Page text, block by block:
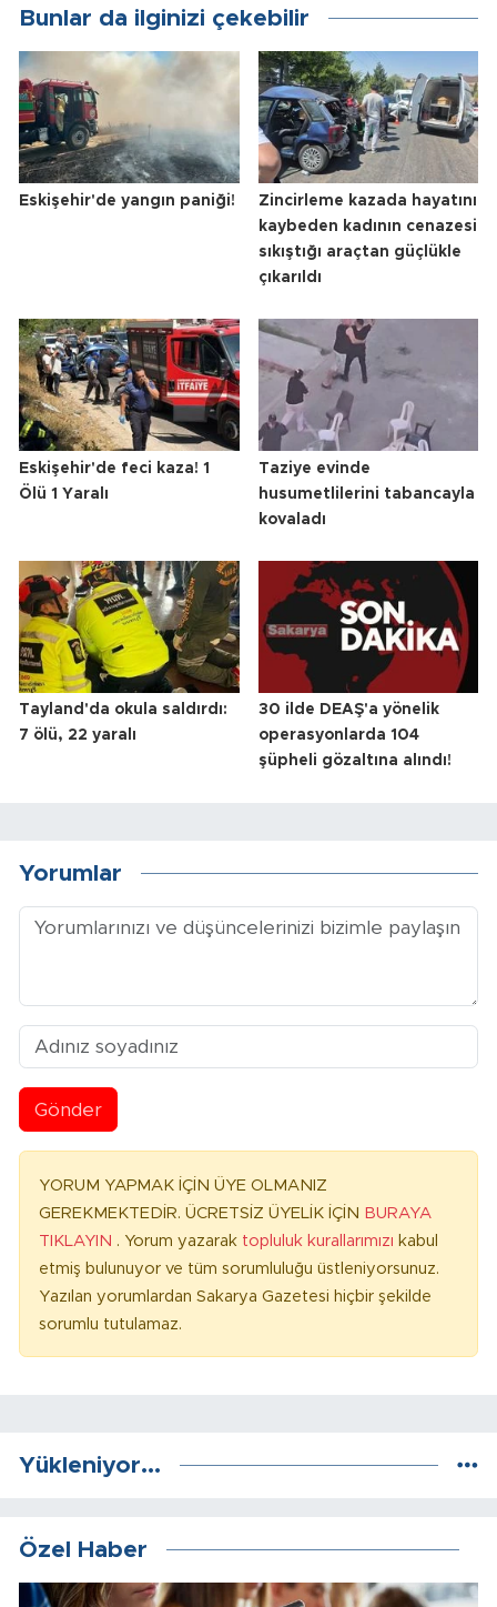
Bunlar da ilginizi çekebilir
Eskişehir'de yangın paniği!
Zincirleme kazada hayatını
kaybeden kadının cenazesi
sıkıştığı araçtan güçlükle
çıkarıldı
Eskişehir'de feci kaza! 1
Ölü 1 Yaralı
Taziye evinde
husumetlilerini tabancayla
kovaladı
Tayland'da okula saldırdı:
7 ölü, 22 yaralı
30 ilde DEAŞ'a yönelik
operasyonlarda 104
şüpheli gözaltına alındı!
Yorumlar
Gönder
YORUM YAPMAK İÇİN ÜYE OLMANIZ
GEREKMEKTEDİR. ÜCRETSİZ ÜYELİK İÇİN BURAYA
TIKLAYIN . Yorum yazarak topluluk kurallarımızı kabul
etmiş bulunuyor ve tüm sorumluluğu üstleniyorsunuz.
Yazılan yorumlardan Sakarya Gazetesi hiçbir şekilde
sorumlu tutulamaz.
Yükleniyor...
Özel Haber